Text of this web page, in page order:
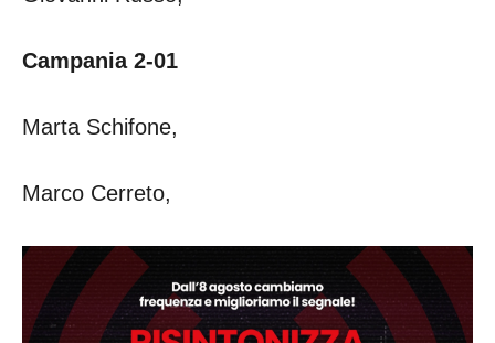
Campania 2-01
Marta Schifone,
Marco Cerreto,